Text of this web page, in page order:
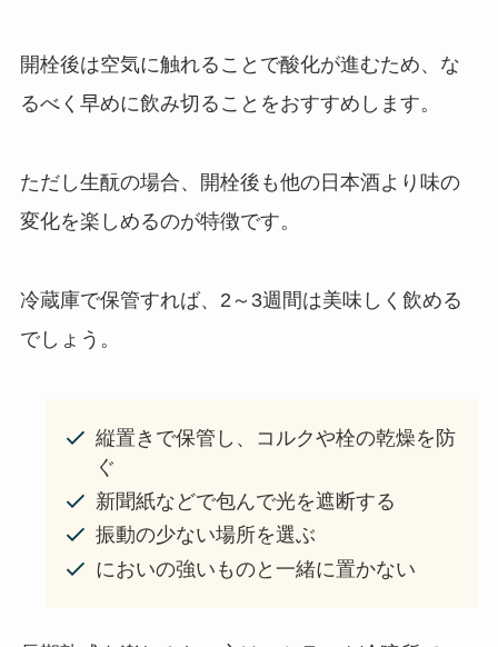
開栓後は空気に触れることで酸化が進むため、な
るべく早めに飲み切ることをおすすめします。
ただし生酛の場合、開栓後も他の日本酒より味の
変化を楽しめるのが特徴です。
冷蔵庫で保管すれば、2～3週間は美味しく飲める
でしょう。
縦置きで保管し、コルクや栓の乾燥を防
ぐ
新聞紙などで包んで光を遮断する
振動の少ない場所を選ぶ
においの強いものと一緒に置かない